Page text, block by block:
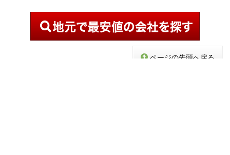
ページの先頭へ戻る